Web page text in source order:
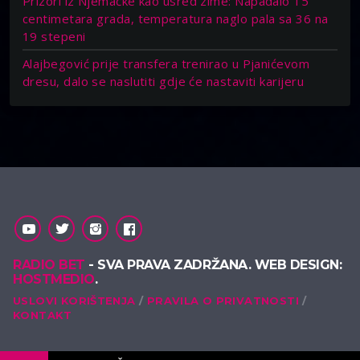
centimetara grada, temperatura naglo pala sa 36 na
19 stepeni
Alajbegović prije transfera trenirao u Pjanićevom
dresu, dalo se naslutiti gdje će nastaviti karijeru
RADIO BET - SVA PRAVA ZADRŽANA. WEB DESIGN:
HOSTMEDIO.
USLOVI KORIŠTENJA
PRAVILA O PRIVATNOSTI
KONTAKT